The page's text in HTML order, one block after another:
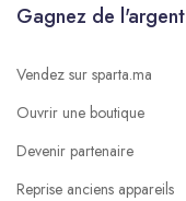
Gagnez de l'argent
Vendez sur sparta.ma
Ouvrir une boutique
Devenir partenaire
Reprise anciens appareils